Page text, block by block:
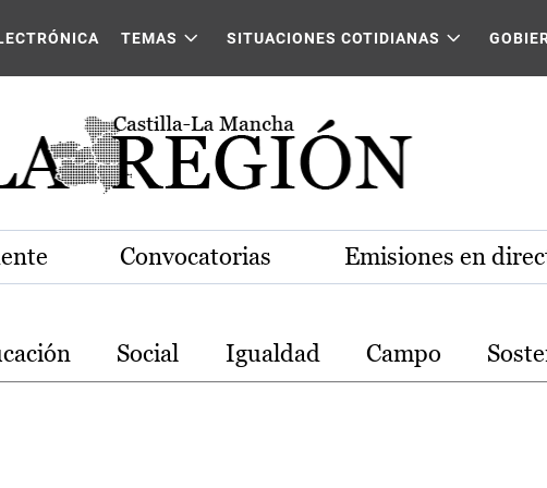
Mancha
TEMAS SITUACIONES COTIDIANAS
Convocatorias Emisiones en
Social Igualdad Campo